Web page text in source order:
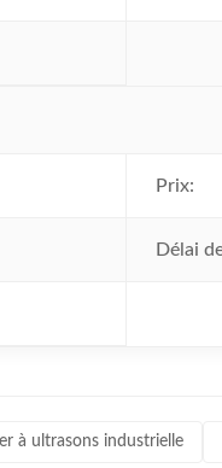
Prix:
Délai
à ultrasons industrielle